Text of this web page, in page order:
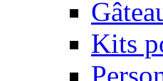
Kits